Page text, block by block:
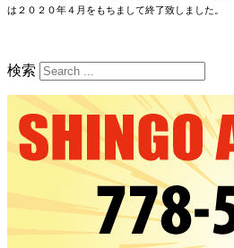
は２０２０年４月をもちまして終了致しました。
検索